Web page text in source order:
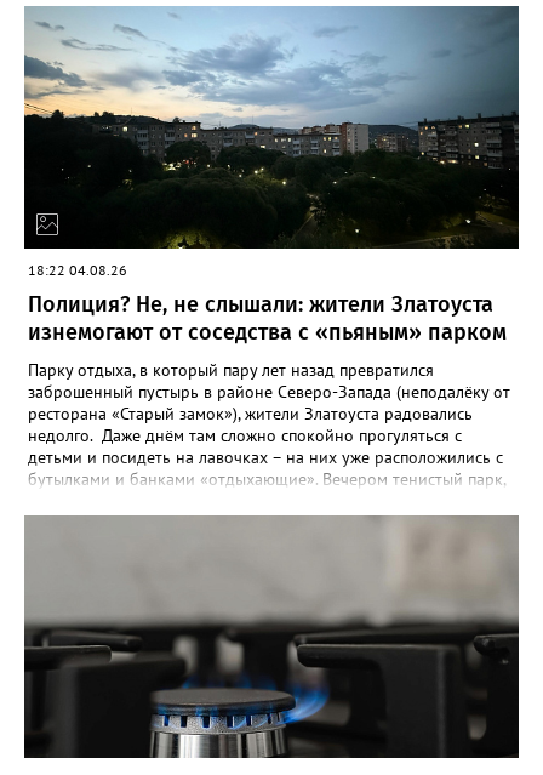
федеральном университете с участием Президента Российской
Федерации Владимира Путина, который поздравил участников
с успешным завершением конкурса и отметил значимость
проекта для развития талантливой молодёжи», - сообщили в
Движении Первых Златоуста. Победителей Всероссийского
конкурса «Большая перемена» ждёт многодневное
«Путешествие мечты» на специальном поезде РЖД по
маршруту Москва-Владивосток с остановками на Байкале и
космодроме Байконур, а также в крупных городах по дороге.
18:22 04.08.26
Полиция? Не, не слышали: жители Златоуста
изнемогают от соседства с «пьяным» парком
Парку отдыха, в который пару лет назад превратился
заброшенный пустырь в районе Северо-Запада (неподалёку от
ресторана «Старый замок»), жители Златоуста радовались
недолго. Даже днём там сложно спокойно прогуляться с
детьми и посидеть на лавочках – на них уже расположились с
бутылками и банками «отдыхающие». Вечером тенистый парк,
пристанищем многочисленных «пьяных» компаний, и жители
почему их не патрулирует полиция? - недоумевает жительница
дома № 7 во 2 квартале Северо-Запада Светлана К. – Это не
парк, а исчадие ада. Круглосуточно в нём распивают спиртное
и стар, и млад, врубают музыку из колонок, поют, матерятся и
дерутся. К вечеру градус веселья повышается в разы. Во время
выпускных балов и на День металлурга там были просто
массовые гуляния с дискотекой до рассвета. Звонила в
полицию в три часа ночи (в семь надо было на работу) – никто